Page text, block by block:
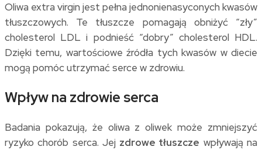
Oliwa extra virgin jest pełna jednonienasyconych kwasów
tłuszczowych. Te tłuszcze pomagają obniżyć “zły”
cholesterol LDL i podnieść “dobry” cholesterol HDL.
Dzięki temu, wartościowe źródła tych kwasów w diecie
mogą pomóc utrzymać serce w zdrowiu.
Wpływ na zdrowie serca
Badania pokazują, że oliwa z oliwek może zmniejszyć
ryzyko chorób serca. Jej zdrowe tłuszcze wpływają na